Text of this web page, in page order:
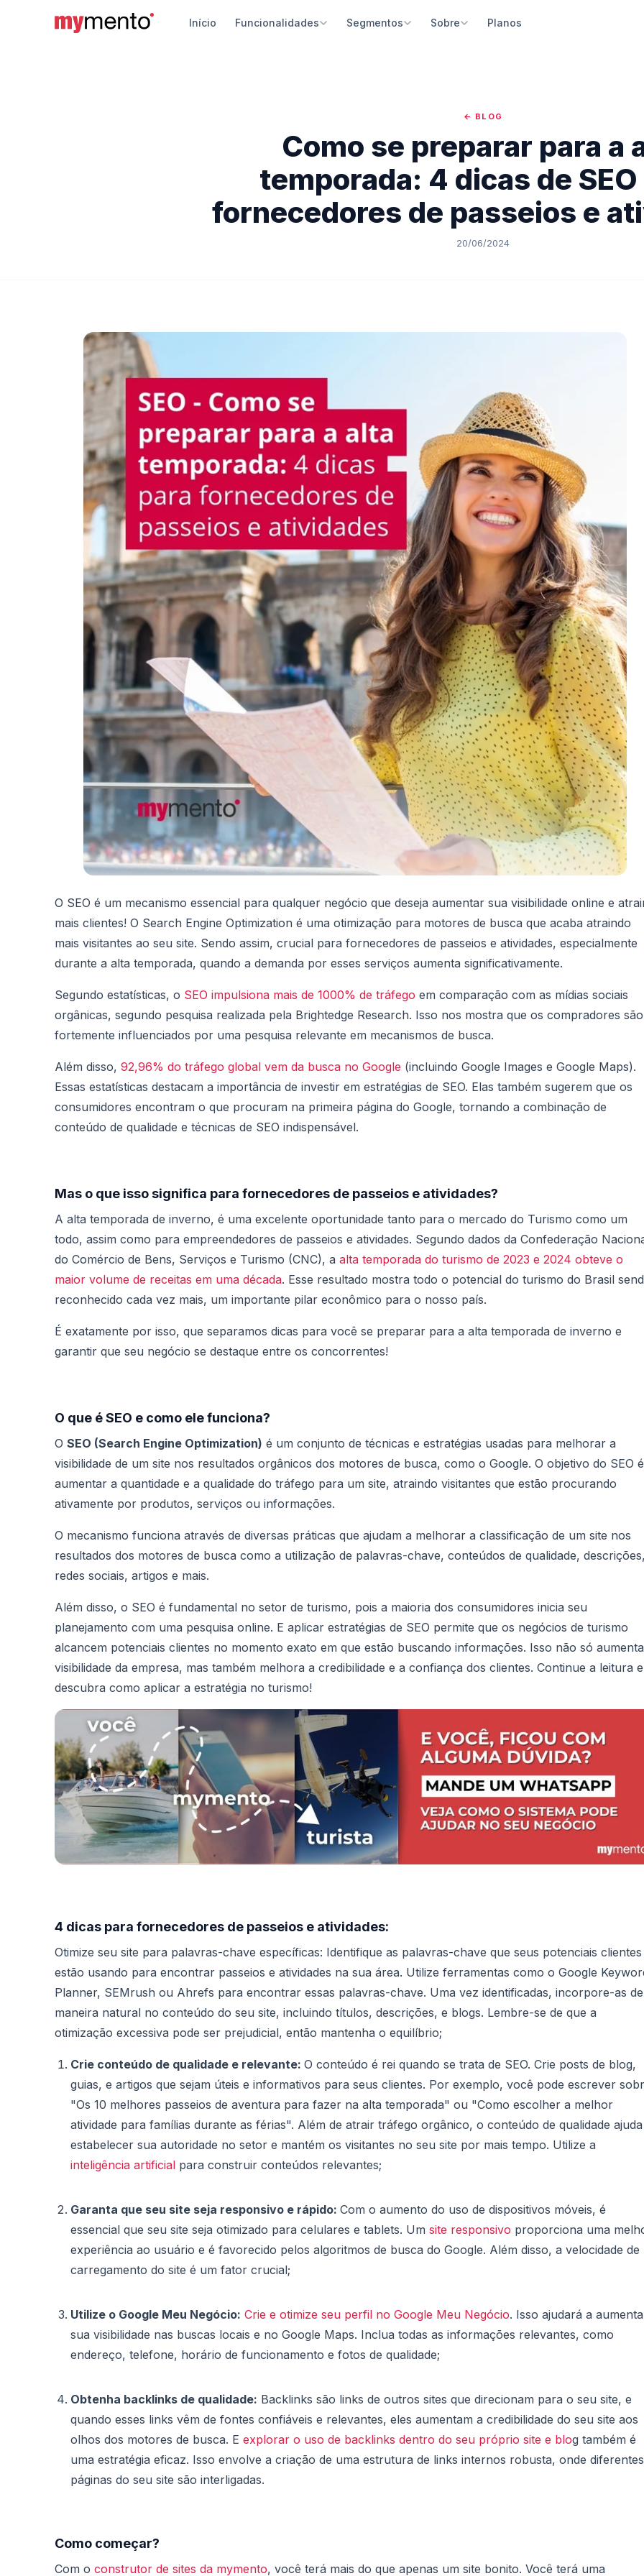
Início Funcionalidades
Gerencie sua empresa pelo celular, iOS e
Android
Crie conteúdo e descrições
integrada
TravelBot IA
Chatbot inteligente para atendimento
automático
Google Coisas Legais
Parceiro oficial do Google
visibilidade
Segmentos
Parques e Atrativos
Agências de Receptivo
Receptivos locais e agências de turismo
Restaurantes e Gastronomia
Experiências gastronômicas e restaurantes temáticos
Sobre
Depoimentos
Blog
Dicas e estratégias para o turismo
Notícias
Últimas novidades da plataforma
Planos
← BLOG
Como se preparar para a
temporada: 4 dicas de
fornecedores de passeios e
20/06/2024
O SEO é um mecanismo essencial para qualquer negócio que deseja aumentar sua visibilidade online e
mais clientes! O Search Engine Optimization é uma otimização para motores de busca que acaba atraindo
mais visitantes ao seu site. Sendo assim, crucial para fornecedores de passeios e atividades, especialmente
durante a alta temporada, quando a demanda por esses serviços aumenta significativamente.
Segundo estatísticas, o SEO impulsiona mais de 1000% de tráfego em comparação com as mídias sociais
orgânicas, segundo pesquisa realizada pela Brightedge Research. Isso nos mostra que os compradores são
fortemente influenciados por uma pesquisa relevante em mecanismos de busca.
Além disso, 92,96% do tráfego global vem da busca no Google (incluindo Google Images e Google Maps).
Essas estatísticas destacam a importância de investir em estratégias de SEO. Elas também sugerem que os
consumidores encontram o que procuram na primeira página do Google, tornando a combinação de
conteúdo de qualidade e técnicas de SEO indispensável.
Mas o que isso significa para fornecedores de passeios e atividades?
A alta temporada de inverno, é uma excelente oportunidade tanto para o mercado do Turismo como um
todo, assim como para empreendedores de passeios e atividades. Segundo dados da Confederação
do Comércio de Bens, Serviços e Turismo (CNC), a alta temporada do turismo de 2023 e 2024 obteve o
maior volume de receitas em uma década. Esse resultado mostra todo o potencial do turismo do Brasil
reconhecido cada vez mais, um importante pilar econômico para o nosso país.
É exatamente por isso, que separamos dicas para você se preparar para a alta temporada de inverno e
garantir que seu negócio se destaque entre os concorrentes!
O que é SEO e como ele funciona?
O SEO (Search Engine Optimization) é um conjunto de técnicas e estratégias usadas para melhorar a
visibilidade de um site nos resultados orgânicos dos motores de busca, como o Google. O objetivo do SEO é
aumentar a quantidade e a qualidade do tráfego para um site, atraindo visitantes que estão procurando
ativamente por produtos, serviços ou informações.
O mecanismo funciona através de diversas práticas que ajudam a melhorar a classificação de um site nos
resultados dos motores de busca como a utilização de palavras-chave, conteúdos de qualidade,
redes sociais, artigos e mais.
Além disso, o SEO é fundamental no setor de turismo, pois a maioria dos consumidores inicia seu
planejamento com uma pesquisa online. E aplicar estratégias de SEO permite que os negócios de turismo
alcancem potenciais clientes no momento exato em que estão buscando informações. Isso não só
visibilidade da empresa, mas também melhora a credibilidade e a confiança dos clientes. Continue a leitura e
descubra como aplicar a estratégia no turismo!
4 dicas para fornecedores de passeios e atividades:
Otimize seu site para palavras-chave específicas: Identifique as palavras-chave que seus potenciais clientes
estão usando para encontrar passeios e atividades na sua área. Utilize ferramentas como o Google
Planner, SEMrush ou Ahrefs para encontrar essas palavras-chave. Uma vez identificadas, incorpore-as de
maneira natural no conteúdo do seu site, incluindo títulos, descrições, e blogs. Lembre-se de que a
otimização excessiva pode ser prejudicial, então mantenha o equilíbrio;
Crie conteúdo de qualidade e relevante: O conteúdo é rei quando se trata de SEO. Crie posts de blog,
guias, e artigos que sejam úteis e informativos para seus clientes. Por exemplo, você pode escrever
"Os 10 melhores passeios de aventura para fazer na alta temporada" ou "Como escolher a melhor
atividade para famílias durante as férias". Além de atrair tráfego orgânico, o conteúdo de qualidade
estabelecer sua autoridade no setor e mantém os visitantes no seu site por mais tempo. Utilize a
inteligência artificial para construir conteúdos relevantes;
Garanta que seu site seja responsivo e rápido: Com o aumento do uso de dispositivos móveis, é
essencial que seu site seja otimizado para celulares e tablets. Um site responsivo proporciona uma
experiência ao usuário e é favorecido pelos algoritmos de busca do Google. Além disso, a velocidade de
carregamento do site é um fator crucial;
Utilize o Google Meu Negócio: Crie e otimize seu perfil no Google Meu Negócio. Isso ajudará a
sua visibilidade nas buscas locais e no Google Maps. Inclua todas as informações relevantes, como
endereço, telefone, horário de funcionamento e fotos de qualidade;
Obtenha backlinks de qualidade: Backlinks são links de outros sites que direcionam para o seu site, e
quando esses links vêm de fontes confiáveis e relevantes, eles aumentam a credibilidade do seu site aos
olhos dos motores de busca. E explorar o uso de backlinks dentro do seu próprio site e blog também é
uma estratégia eficaz. Isso envolve a criação de uma estrutura de links internos robusta, onde diferentes
páginas do seu site são interligadas.
Como começar?
Com o construtor de sites da mymento, você terá mais do que apenas um site bonito. Você terá uma